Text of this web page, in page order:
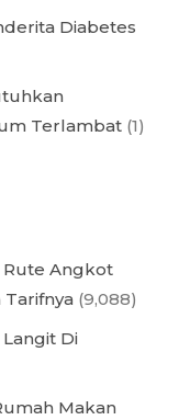
Diabetes
Terlambat (1)
Rute Angkot
(9,088)
Di
Makan